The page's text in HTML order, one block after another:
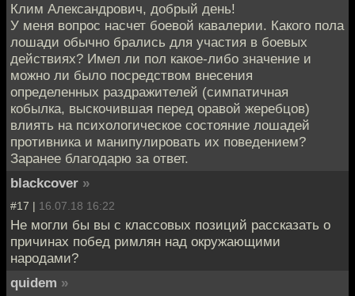
Клим Александрович, добрый день!
У меня вопрос насчет боевой кавалерии. Какого пола
лошади обычно брались для участия в боевых
действиях? Имел ли пол какое-либо значение и
можно ли было посредством внесения
определенных раздражителей (симпатичная
кобылка, выскочившая перед оравой жеребцов)
влиять на психологическое состояние лошадей
противника и манипулировать их поведением?
Заранее благодарю за ответ.
blackcover »
#17 | 16.07.18 16:22
Не могли бы вы с классовых позиций рассказать о
причинах побед римлян над окружающими
народами?
quidem »